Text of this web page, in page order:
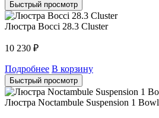
Быстрый просмотр
Люстра Bocci 28.3 Cluster
10 230 ₽
Подробнее В корзину
Быстрый просмотр
Люстра Noctambule Suspension 1 Bowl